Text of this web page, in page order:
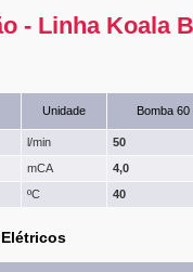
- Linha Koala
Unidade Bomba 60
l/min
50
mCA
4,0
ºC 40